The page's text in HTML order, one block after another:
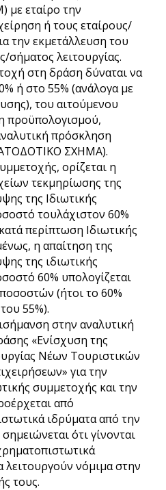
με εταίρο την
ή τους εταίρους/
την εκμετάλλευση του
σήματος λειτουργίας.
στη δράση δύναται να
ή στο 55% (ανάλογα με
του αιτούμενου
προϋπολογισμού,
πρόσκληση
ΣΧΗΜΑ).
ορίζεται η
τεκμηρίωσης της
της Ιδιωτικής
τουλάχιστον 60%
περίπτωση Ιδιωτικής
η απαίτηση της
της ιδιωτικής
60% υπολογίζεται
(ήτοι το 60%
55%).
στην αναλυτική
«Ενίσχυση της
Νέων Τουριστικών
για την
συμμετοχής και την
από
ιδρύματα από την
ότι γίνονται
λειτουργούν νόμιμα στην
τους.